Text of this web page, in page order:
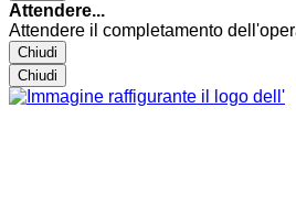
Attendere...
Attendere il completamento
Chiudi
Chiudi